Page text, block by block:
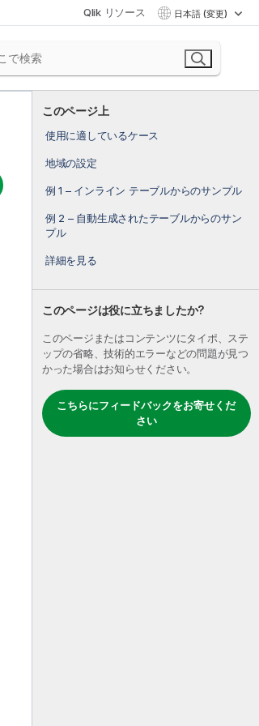
Qlik リソース 日本語 (変更)
このページ上
使用に適しているケース
地域の設定
例 1 – インライン テーブルからのサンプル
例 2 – 自動生成されたテーブルからのサン
プル
詳細を見る
このページは役に立ちましたか?
このページまたはコンテンツにタイポ、ステ
ップの省略、技術的エラーなどの問題が見つ
かった場合はお知らせください。
こちらにフィードバックをお寄せくだ
さい